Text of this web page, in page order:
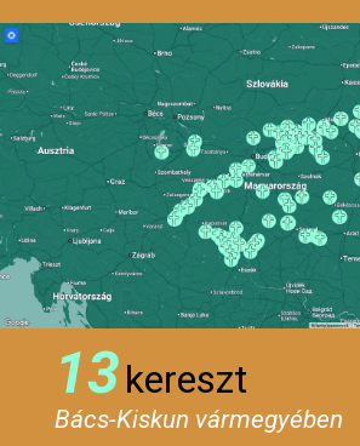
13kereszt
Bács-Kiskun vármegyében